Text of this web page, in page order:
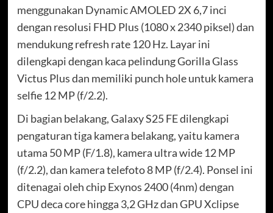
menggunakan Dynamic AMOLED 2X 6,7 inci
dengan resolusi FHD Plus (1080 x 2340 piksel) dan
mendukung refresh rate 120 Hz. Layar ini
dilengkapi dengan kaca pelindung Gorilla Glass
Victus Plus dan memiliki punch hole untuk kamera
selfie 12 MP (f/2.2).
Di bagian belakang, Galaxy S25 FE dilengkapi
pengaturan tiga kamera belakang, yaitu kamera
utama 50 MP (F/1.8), kamera ultra wide 12 MP
(f/2.2), dan kamera telefoto 8 MP (f/2.4). Ponsel ini
ditenagai oleh chip Exynos 2400 (4nm) dengan
CPU deca core hingga 3,2 GHz dan GPU Xclipse